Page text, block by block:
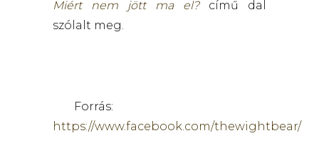
Miért nem jött ma el?című dal
szólalt meg.
Forrás:
https://www.facebook.com/thewightbear/